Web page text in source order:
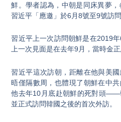
鮮。學者認為，中朝是同床異夢
習近平「應邀」於6月8號至9號訪問
習近平上一次訪問朝鮮是在2019
上一次見面是在去年9月，當時金
習近平這次訪朝，距離在他與美
晤僅隔數周，也體現了朝鮮在中
他去年10月底赴朝鮮的死對頭——
並正式訪問韓國之後的首次外訪。